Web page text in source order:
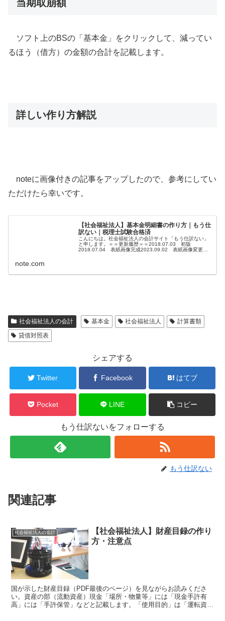
当期取崩額
ソフト上のBSの「基本金」をクリックして、減ってい
るほう（借方）の金額の合計を記載します。
詳しい作り方解説
noteに画像付きの記事をアップしたので、参考にしてい
ただけたら幸いです。
【社会福祉法人】基本金明細書の作り方｜もう仕
訳ない｜税理士試験合格済
こんにちは。社会福祉法人の会計サイト「もう仕訳ない」
と申します。＝＝更新履歴＝＝2018.07.03 初版
2018.07.04 表紙画像完成2023.09.02 表紙画像変更＝
note.com
社会福祉法人の会計 基本金 社会福祉法人
計算書類
貸借対照表
シェアする
Twitter Facebook はてブ
Pocket LINE コピー
もう仕訳ないをフォローする
もう仕訳ない
関連記事
社会福祉法人の会計
【社会福祉法人】財産目録の作り
方・注意点
国が示した財産目録（PDF最後のページ）を見ながらお読みくださ
い。資産の部（流動資産）現金「場所・物量等」には「現金手許有
高」には「手許保管」などと記載します。「使用目的」は「運転資金